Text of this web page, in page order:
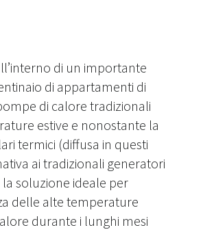
di un importante
di appartamenti di
di calore tradizionali
estive e nonostante la
termici (diffusa in questi
ai tradizionali generatori
soluzione ideale per
delle alte temperature
durante i lunghi mesi